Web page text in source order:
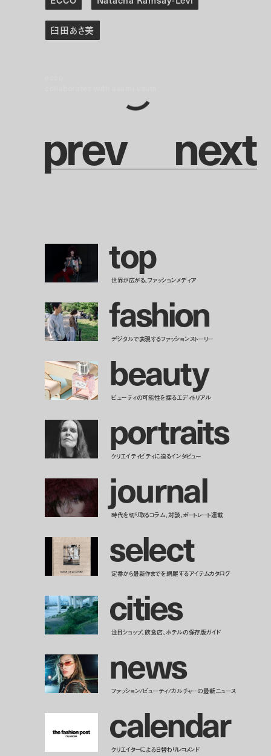
臼田あさ美
prev next
top
世界が広がる、ファッションメディア
fashion
デジタルで表現するファッションストーリー
beauty
ビューティの可能性を探るエディトリアル
portraits
クリエイティビティに迫るインタビュー
journal
時代を切り取るコラム、対談、ポートレート連載
select
定番から最新作までを網羅するアイテムカタログ
cities
注目ショップ、飲食店、ホテルの保存版ガイド
news
ファッション/ビューティ/カルチャーの最新ニュース
calendar
クリエイターによる日替わりレコメンド